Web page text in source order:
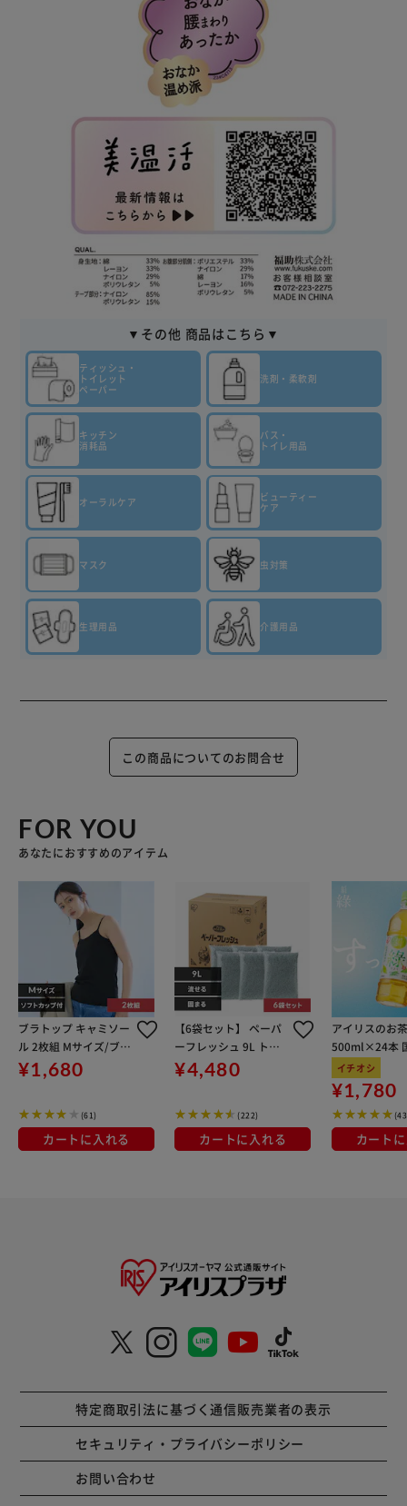
▼その他 商品はこちら▼
ティッシュ・
トイレット
ペーパー
洗剤・柔軟剤
キッチン
消耗品
バス・
トイレ用品
オーラルケア
ビューティー
ケア
マスク 虫対策
生理用品 介護用品
この商品についてのお問合せ
FOR YOU
あなたにおすすめのアイテム
ブラトップ キャミソー
ル 2枚組 Mサイズ/ブラ
ック【代引き不可】
¥1,680
(61)
カートに入れる
【6袋セット】 ペーパ
ーフレッシュ 9L トイ
レに流せる 燃やせる 固
まる 消臭 PFC9
¥4,480
(222)
カートに入れる
アイリスのお
500ml×24本
100％使用
イチオシ
¥1,780
カート
特定商取引法に基づく通信販売業者の表示
セキュリティ・プライバシーポリシー
お問い合わせ